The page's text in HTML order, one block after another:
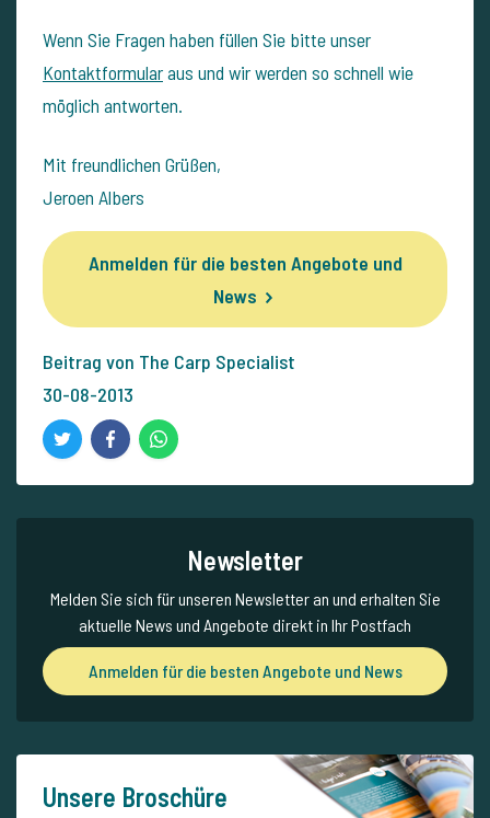
Wenn Sie Fragen haben füllen Sie bitte unser
Kontaktformularaus und wir werden so schnell wie
möglich antworten.
Mit freundlichen Grüßen,
Jeroen Albers
Anmelden für die besten Angebote und
News
Beitrag von The Carp Specialist
30-08-2013
Newsletter
Melden Sie sich für unseren Newsletter an und erhalten Sie
aktuelle News und Angebote direkt in Ihr Postfach
Anmelden für die besten Angebote und News
Unsere Broschüre